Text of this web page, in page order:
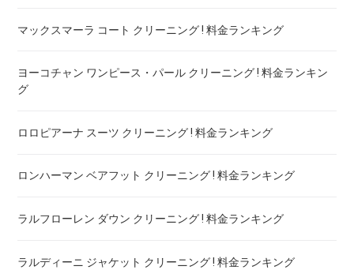
マックスマーラ コート クリーニング ! 料金ランキング
ヨーコチャン ワンピース・パール クリーニング ! 料金ランキン
グ
ロロピアーナ スーツ クリーニング ! 料金ランキング
ロンハーマン ベアフット クリーニング ! 料金ランキング
ラルフローレン ダウン クリーニング ! 料金ランキング
ラルディーニ ジャケット クリーニング ! 料金ランキング